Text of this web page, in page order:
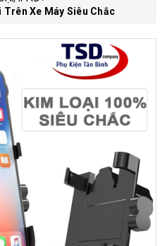
Xe Máy Siêu Chắc